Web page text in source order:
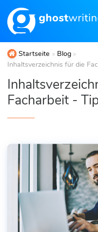
Startseite
Blog
Inhaltsverzeichnis für die
Facharbeit -